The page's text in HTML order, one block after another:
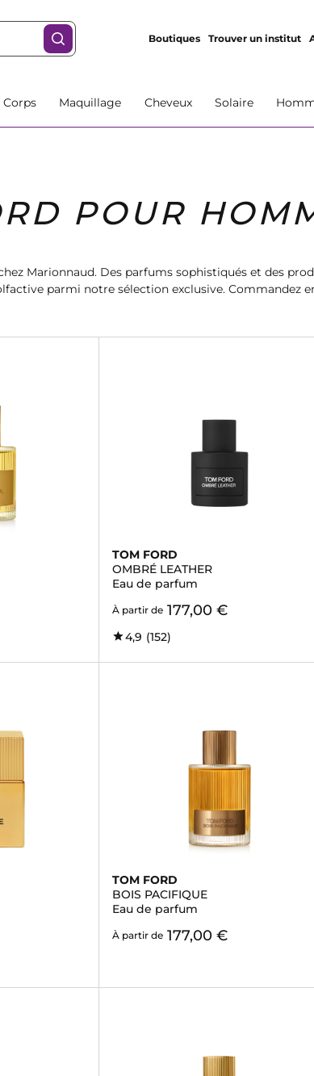
Boutiques Trouver un institut
Corps Maquillage Cheveux Solaire
POUR
Marionnaud. Des parfums sophistiqués et des
parmi notre sélection exclusive. Commandez
TOM FORD
OMBRÉ LEATHER
Eau de parfum
À partir de 177,00 €
4,9 (152)
TOM FORD
BOIS PACIFIQUE
Eau de parfum
À partir de 177,00 €